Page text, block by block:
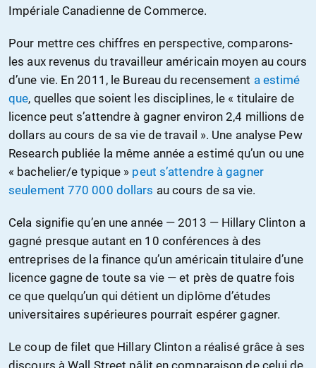
Impériale Canadienne de Commerce.
Pour mettre ces chiffres en perspective, comparons-
les aux revenus du travailleur américain moyen au cours
d’une vie. En 2011, le Bureau du recensement a estimé
que, quelles que soient les disciplines, le « titulaire de
licence peut s’attendre à gagner environ 2,4 millions de
dollars au cours de sa vie de travail ». Une analyse Pew
Research publiée la même année a estimé qu’un ou une
« bachelier/e typique » peut s’attendre à gagner
seulement 770 000 dollars au cours de sa vie.
Cela signifie qu’en une année — 2013 — Hillary Clinton a
gagné presque autant en 10 conférences à des
entreprises de la finance qu’un américain titulaire d’une
licence gagne de toute sa vie — et près de quatre fois
ce que quelqu’un qui détient un diplôme d’études
universitaires supérieures pourrait espérer gagner.
Le coup de filet que Hillary Clinton a réalisé grâce à ses
discours à Wall Street pâlit en comparaison de celui de